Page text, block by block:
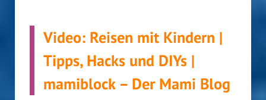
Video: Reisen mit Kindern |
Tipps, Hacks und DIYs |
mamiblock – Der Mami Blog